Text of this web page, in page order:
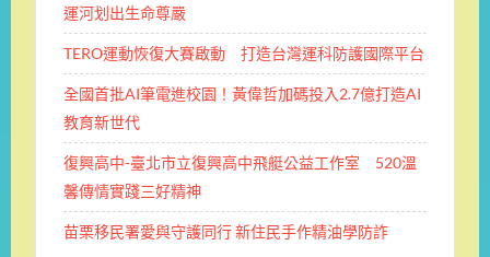
運河划出生命尊嚴
TERO運動恢復大賽啟動 打造台灣運科防護國際平台
全國首批AI筆電進校園！黃偉哲加碼投入2.7億打造AI
教育新世代
復興高中-臺北市立復興高中飛艇公益工作室 520溫
馨傳情實踐三好精神
苗栗移民署愛與守護同行 新住民手作精油學防詐